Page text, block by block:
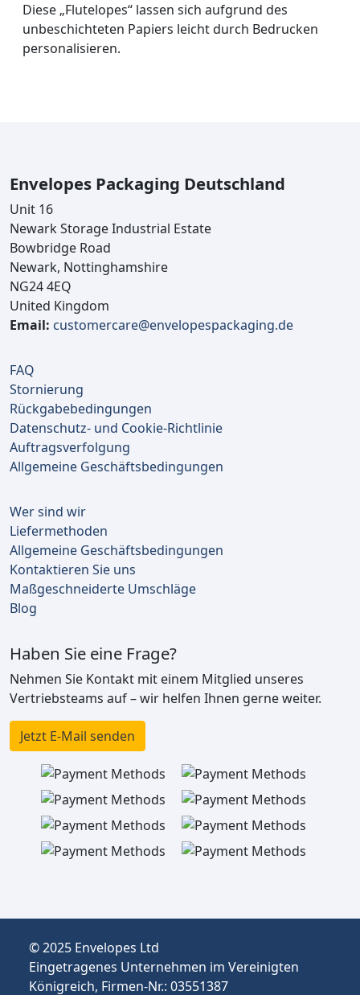
Diese „Flutelopes“ lassen sich aufgrund des
unbeschichteten Papiers leicht durch Bedrucken
personalisieren.
Envelopes Packaging Deutschland
Unit 16
Newark Storage Industrial Estate
Bowbridge Road
Newark, Nottinghamshire
NG24 4EQ
United Kingdom
Email: customercare@envelopespackaging.de
FAQ
Stornierung
Rückgabebedingungen
Datenschutz- und Cookie-Richtlinie
Auftragsverfolgung
Allgemeine Geschäftsbedingungen
Wer sind wir
Liefermethoden
Allgemeine Geschäftsbedingungen
Kontaktieren Sie uns
Maßgeschneiderte Umschläge
Blog
Haben Sie eine Frage?
Nehmen Sie Kontakt mit einem Mitglied unseres
Vertriebsteams auf – wir helfen Ihnen gerne weiter.
Jetzt E-Mail senden
© 2025 Envelopes Ltd
Eingetragenes Unternehmen im Vereinigten
Königreich, Firmen-Nr.: 03551387